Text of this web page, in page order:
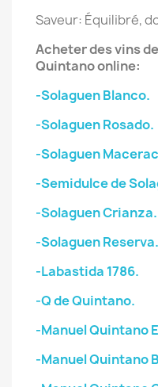
Saveur: Équilibré,
Acheter des vins
Quintanoonline:
-Solaguen Blanco.
-Solaguen Rosado.
-Solaguen
-Semidulce de
-Solaguen Crianza.
-Solaguen Reserva.
-Labastida 1786.
-Q de Quintano.
-Manuel Quintano
-Manuel Quintano